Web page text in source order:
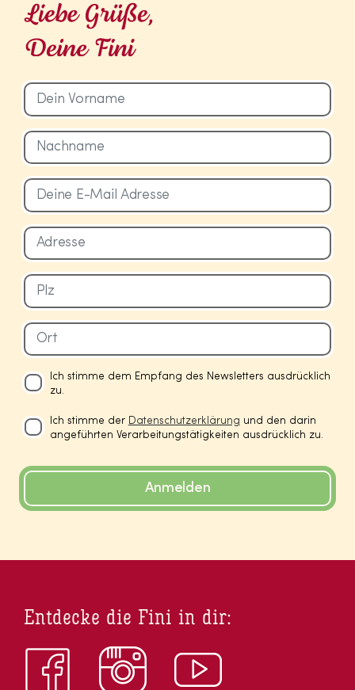
Ich stimme dem Empfang des Newsletters ausdrücklich
zu.
Ich stimme der Datenschutzerklärung und den darin
angeführten Verarbeitungstätigkeiten ausdrücklich zu.
Anmelden
Entdecke die Fini in dir: